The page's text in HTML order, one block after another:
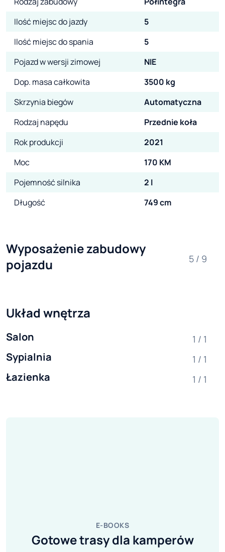
Ilość miejsc do jazdy
5
Ilość miejsc do spania
5
Pojazd w wersji zimowej
NIE
Dop. masa całkowita
3500 kg
Skrzynia biegów
Automatyczna
Rodzaj napędu
Przednie koła
Rok produkcji
2021
Moc
170 KM
Pojemność silnika
2 l
Długość
749 cm
Wyposażenie zabudowy
pojazdu
5 / 9
Układ wnętrza
Salon 1 / 1
Sypialnia 1 / 1
Łazienka 1 / 1
E-BOOKS
Gotowe trasy dla kamperów